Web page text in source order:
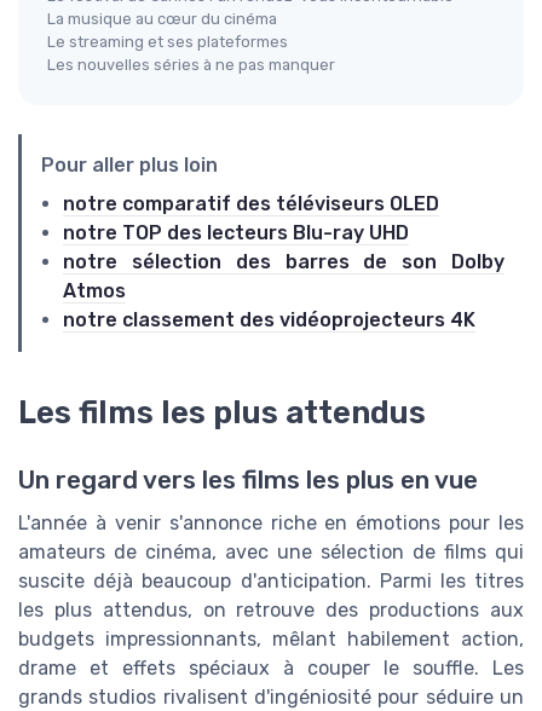
La musique au cœur du cinéma
Le streaming et ses plateformes
Les nouvelles séries à ne pas manquer
Pour aller plus loin
notre comparatif des téléviseurs OLED
notre TOP des lecteurs Blu-ray UHD
notre sélection des barres de son Dolby
Atmos
notre classement des vidéoprojecteurs 4K
Les films les plus attendus
Un regard vers les films les plus en vue
L'année à venir s'annonce riche en émotions pour les
amateurs de cinéma, avec une sélection de films qui
suscite déjà beaucoup d'anticipation. Parmi les titres
les plus attendus, on retrouve des productions aux
budgets impressionnants, mêlant habilement action,
drame et effets spéciaux à couper le souffle. Les
grands studios rivalisent d'ingéniosité pour séduire un